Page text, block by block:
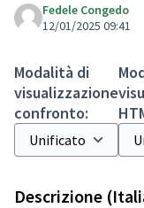
Fedele Congedo
12/01/2025 09:41
Modalità di
visualizzazione
confronto:
Descrizione